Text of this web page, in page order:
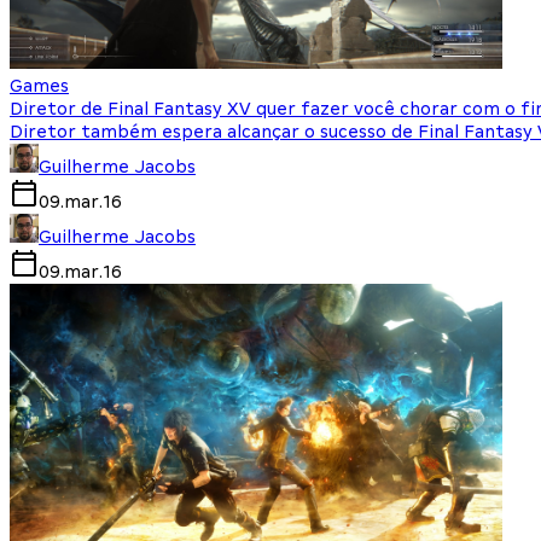
Games
Diretor de Final Fantasy XV quer fazer você chorar com o
Diretor também espera alcançar o sucesso de Final Fantasy
Guilherme Jacobs
09.mar.16
Guilherme Jacobs
09.mar.16